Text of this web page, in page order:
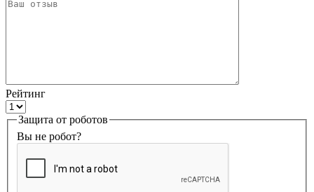
Рейтинг
Защита от роботов
Вы не робот?